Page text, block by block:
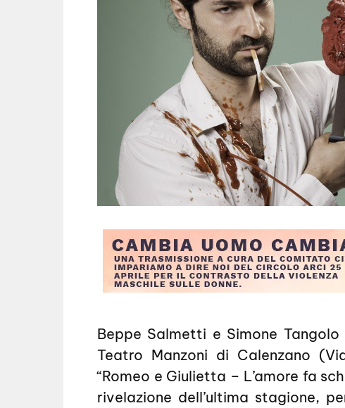
Beppe Salmetti e Simone
Teatro Manzoni di Calenzano
“Romeo e Giulietta – L’amore fa
rivelazione dell’ultima stagione,